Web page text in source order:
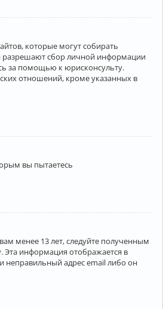
которые могут собирать
разрешают сбор личной информации
за помощью к юрисконсульту.
отношений, кроме указанных в
вы пытаетесь
менее 13 лет, следуйте полученным
Эта информация отображается в
неправильный адрес email либо он